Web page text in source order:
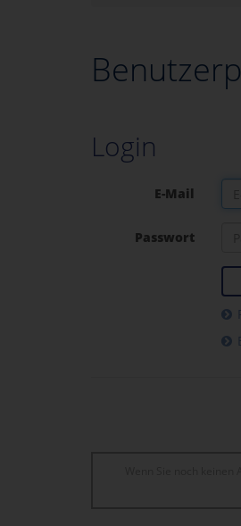
Login
E-Mail
Passwort
Wenn Sie noch